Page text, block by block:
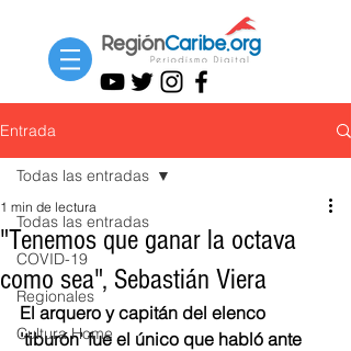
Entrada
Todas las entradas
COVID-19
Regionales
Cultura Home
Todas las entradas
"Tenemos que ganar la octava
como sea", Sebastián Viera
1 min de lectura
El arquero y capitán del elenco
'tiburón' fue el único que habló ante